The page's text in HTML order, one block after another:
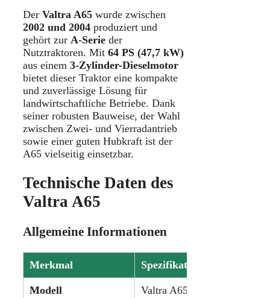
Der Valtra A65 wurde zwischen
2002 und 2004 produziert und
gehört zur A-Serie der
Nutztraktoren. Mit 64 PS (47,7 kW)
aus einem 3-Zylinder-Dieselmotor
bietet dieser Traktor eine kompakte
und zuverlässige Lösung für
landwirtschaftliche Betriebe. Dank
seiner robusten Bauweise, der Wahl
zwischen Zwei- und Vierradantrieb
sowie einer guten Hubkraft ist der
A65 vielseitig einsetzbar.
Technische Daten des
Valtra A65
Allgemeine Informationen
Merkmal Spezifikation
Modell Valtra A65